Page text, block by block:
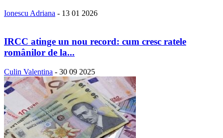
Ionescu Adriana - 13 01 2026
IRCC atinge un nou record: cum cresc ratele
românilor de la...
Culin Valentina - 30 09 2025